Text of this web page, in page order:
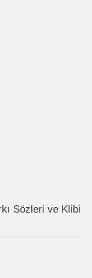
Sözleri ve Klibi